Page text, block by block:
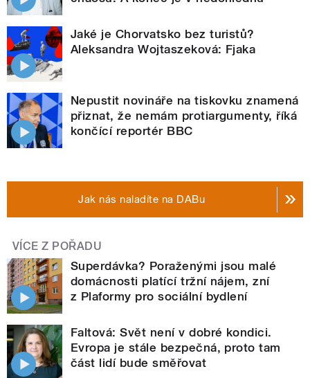
Jaké je Chorvatsko bez turistů?
Aleksandra Wojtaszeková: Fjaka
Nepustit novináře na tiskovku znamená
přiznat, že nemám protiargumenty, říká
končící reportér BBC
Jak nás naladíte na DABu
VÍCE Z POŘADU
Superdávka? Poraženými jsou malé
domácnosti platící tržní nájem, zní
z Plaformy pro sociální bydlení
Faltová: Svět není v dobré kondici.
Evropa je stále bezpečná, proto tam
část lidí bude směřovat